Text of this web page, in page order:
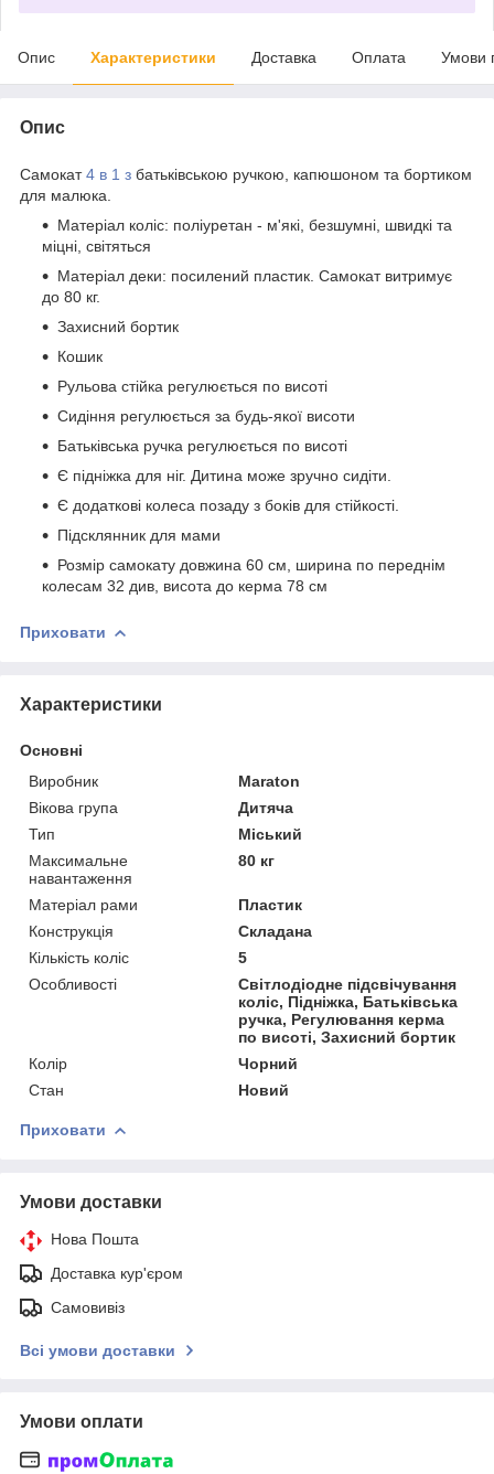
Опис Характеристики Доставка Оплата Умови
Опис
Самокат4 в 1 з батьківською ручкою, капюшоном та бортиком
для малюка.
Матеріал коліс: поліуретан - м'які, безшумні, швидкі та
міцні, світяться
Матеріал деки: посилений пластик. Самокат витримує
до 80 кг.
Захисний бортик
Кошик
Рульова стійка регулюється по висоті
Сидіння регулюється за будь-якої висоти
Батьківська ручка регулюється по висоті
Є підніжка для ніг. Дитина може зручно сидіти.
Є додаткові колеса позаду з боків для стійкості.
Підсклянник для мами
Розмір самокату довжина 60 см, ширина по переднім
колесам 32 див, висота до керма 78 см
Приховати
Характеристики
Основні
Виробник
Maraton
Вікова група
Дитяча
Тип
Міський
Максимальне
навантаження
80 кг
Матеріал рами
Пластик
Конструкція
Складана
Кількість коліс
5
Особливості
Світлодіодне підсвічування
коліс, Підніжка, Батьківська
ручка, Регулювання керма
по висоті, Захисний бортик
Колір
Чорний
Стан
Новий
Приховати
Умови доставки
Нова Пошта
Доставка кур'єром
Самовивіз
Всі умови доставки
Умови оплати